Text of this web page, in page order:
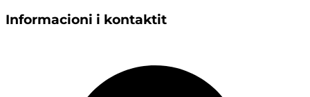
Informacioni i kontaktit